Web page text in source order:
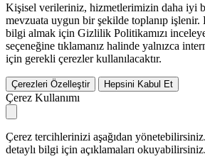
Kişisel verileriniz, hizmetlerimizin daha iyi
mevzuata uygun bir şekilde toplanıp
bilgi almak için Gizlilik Politikamızı
seçeneğine tıklamanız halinde yalnızca
için gerekli çerezler kullanılacaktır.
Çerezleri Özelleştir Hepsini Kabul Et
Çerez Kullanımı
Çerez tercihlerinizi aşağıdan
detaylı bilgi için açıklamaları okuyabilirsiniz.